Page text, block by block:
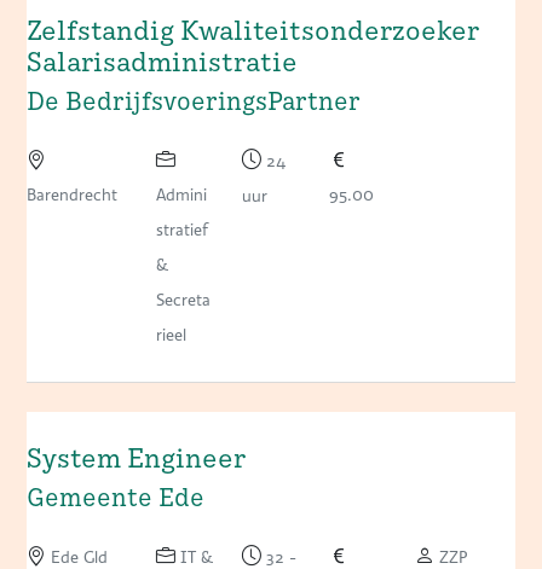
Zelfstandig Kwaliteitsonderzoeker
Salarisadministratie
De BedrijfsvoeringsPartner
Barendrecht
Admini
stratief
&
Secreta
rieel
24
uur
95.00
System Engineer
Gemeente Ede
Ede Gld
IT &
32 -
ZZP